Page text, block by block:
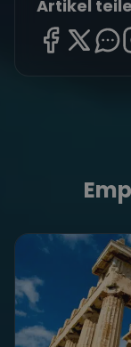
Artikel